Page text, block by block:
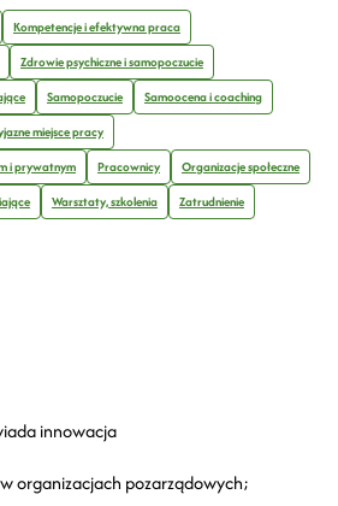
Kompetencje i efektywna praca
Zdrowie psychiczne i samopoczucie
Samopoczucie
Samoocena i coaching
miejsce pracy
i prywatnym
Pracownicy
Organizacje społeczne
Warsztaty, szkolenia Zatrudnienie
innowacja
organizacjach pozarządowych;